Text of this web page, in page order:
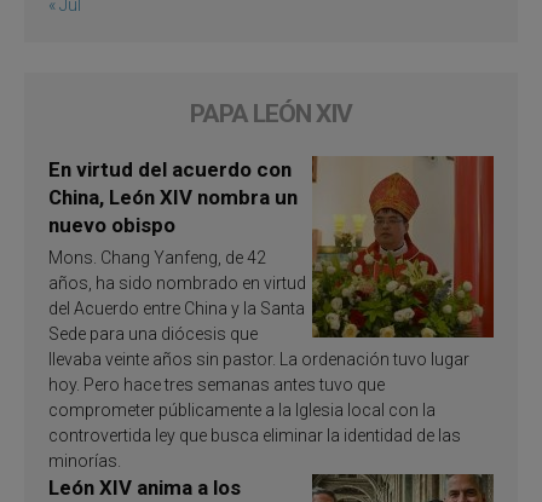
« Jul
PAPA LEÓN XIV
En virtud del acuerdo con
China, León XIV nombra un
nuevo obispo
Mons. Chang Yanfeng, de 42
años, ha sido nombrado en virtud
del Acuerdo entre China y la Santa
Sede para una diócesis que
llevaba veinte años sin pastor. La ordenación tuvo lugar
hoy. Pero hace tres semanas antes tuvo que
comprometer públicamente a la Iglesia local con la
controvertida ley que busca eliminar la identidad de las
minorías.
León XIV anima a los